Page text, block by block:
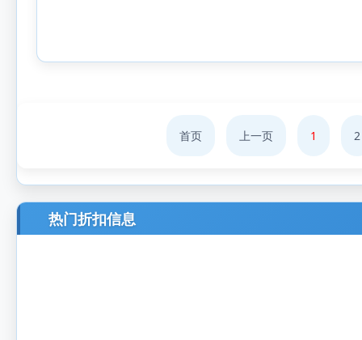
首页 上一页 1 2
热门折扣信息